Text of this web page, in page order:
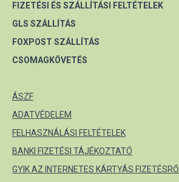
FIZETÉSI ÉS SZÁLLÍTÁSI FELTÉTELEK
GLS SZÁLLÍTÁS
FOXPOST SZÁLLÍTÁS
CSOMAGKÖVETÉS
ÁSZF
ADATVÉDELEM
FELHASZNÁLÁSI FELTÉTELEK
BANKI FIZETÉSI TÁJÉKOZTATÓ
GYIK AZ INTERNETES KÁRTYÁS FIZETÉSRŐL